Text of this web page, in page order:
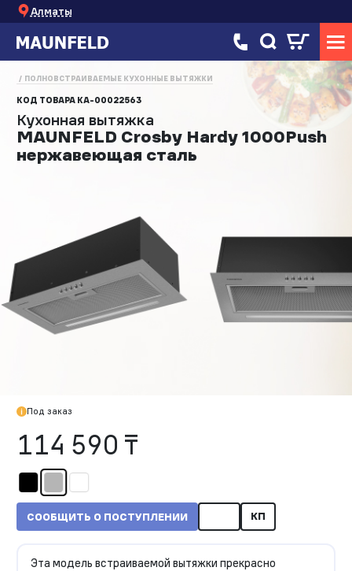
Алматы
ПОЛНОВСТРАИВАЕМЫЕ КУХОННЫЕ ВЫТЯЖКИ
КОД ТОВАРА КА-00022563
Кухонная вытяжка
MAUNFELD Crosby Hardy 1000Push
нержавеющая сталь
Под заказ
114 590 ₸
СООБЩИТЬ О ПОСТУПЛЕНИИ КП
Эта модель встраиваемой вытяжки прекрасно